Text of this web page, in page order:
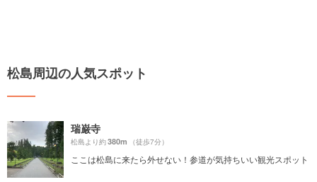
松島周辺の人気スポット
瑞巌寺
松島より約380m （徒歩7分）
ここは松島に来たら外せない！参道が気持ちいい観光スポット